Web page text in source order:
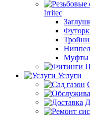
Irritec
Муфты
Услуги